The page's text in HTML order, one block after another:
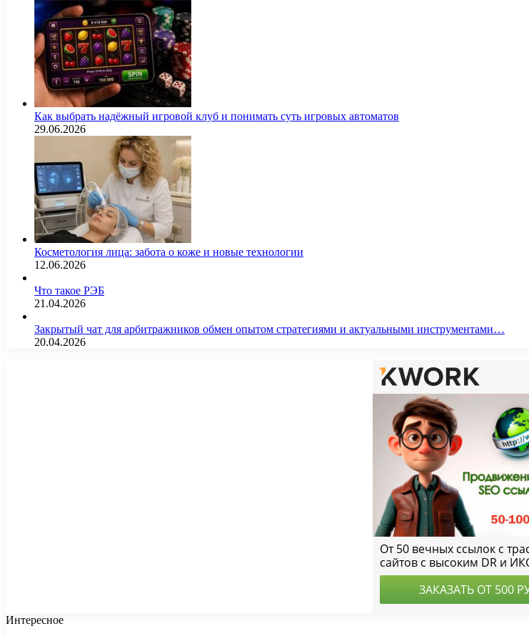
Как выбрать надёжный игровой клуб и понимать суть игровых автоматов
29.06.2026
Косметология лица: забота о коже и новые технологии
12.06.2026
Что такое РЭБ
21.04.2026
Закрытый чат для арбитражников обмен опытом стратегиями и актуальными инструментами…
20.04.2026
Интересное